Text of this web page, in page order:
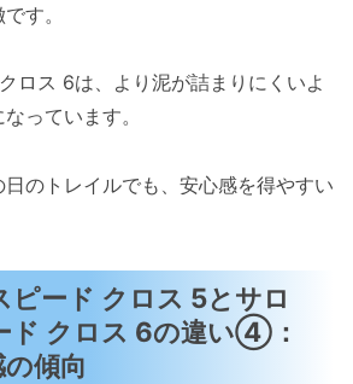
す。
ロス 6は、より泥が詰まりにくいよ
っています。
のトレイルでも、安心感を得やすい
ピード クロス 5とサロ
ド クロス 6の違い④：
傾向